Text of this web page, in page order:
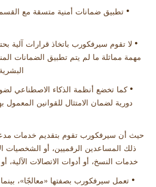
• تطبيق ضمانات أمنية متسقة مع
• لا تقوم سيرفكورب باتخاذ قرارات آلية
مهمة مماثلة ما لم يتم تطبيق الضمانات
•كما تخضع أنظمة الذكاء الاصطناعي
دورية لضمان الامتثال للقوانين
حيث أن سيرفكورب تقوم بتقديم خدمات
ذلك المساعدين الرقميين، أو الشخصيات
خدمات النسخ، أو أدوات الاتصالات الآلية،
• تعمل سيرفكورب بصفتها «معالجًا»،